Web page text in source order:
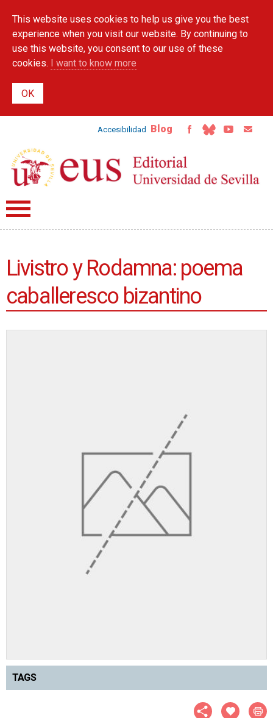
main
content
This website uses cookies to help us give you the best
experience when you visit our website. By continuing to
use this website, you consent to our use of these
cookies. I want to know more
Accesibilidad Blog
Livistro y Rodamna: poema
caballeresco bizantino
TAGS